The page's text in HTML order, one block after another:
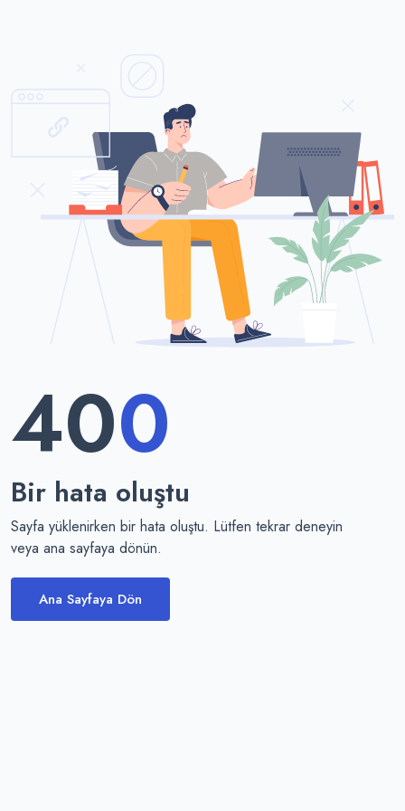
400
Bir hata oluştu
Sayfa yüklenirken bir hata oluştu. Lütfen tekrar deneyin
veya ana sayfaya dönün.
Ana Sayfaya Dön